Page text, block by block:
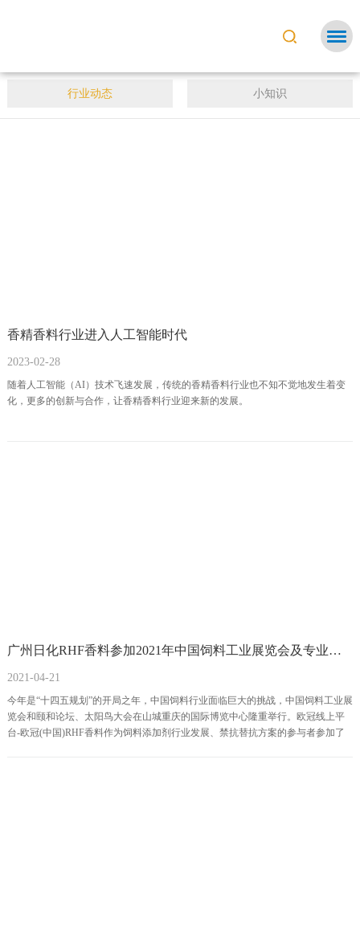
关于我们
行业动态 小知识
香精香料行业进入人工智能时代
2023-02-28
随着人工智能（AI）技术飞速发展，传统的香精香料行业也不知不觉地发生着变
化，更多的创新与合作，让香精香料行业迎来新的发展。
广州日化RHF香料参加2021年中国饲料工业展览会及专业论坛
2021-04-21
今年是“十四五规划”的开局之年，中国饲料行业面临巨大的挑战，中国饲料工业展
览会和颐和论坛、太阳鸟大会在山城重庆的国际博览中心隆重举行。欧冠线上平
台-欧冠(中国)RHF香料作为饲料添加剂行业发展、禁抗替抗方案的参与者参加了